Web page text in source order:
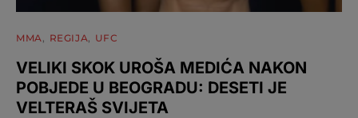
MMA REGIJA UFC
VELIKI SKOK UROŠA MEDIĆA NAKON
POBJEDE U BEOGRADU: DESETI JE
VELTERAŠ SVIJETA